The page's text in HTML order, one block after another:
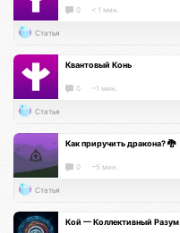
0 < 1 мин.
Статья
Квантовый Конь
0 ~1 мин.
Статья
Как приручить дракона? 🐉
0 ~5 мин.
Статья
Кой — Коллективный Разум